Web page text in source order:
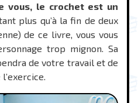
vous, le crochet est un
plus qu’à la fin de deux
de ce livre, vous vous
trop mignon. Sa
de votre travail et de